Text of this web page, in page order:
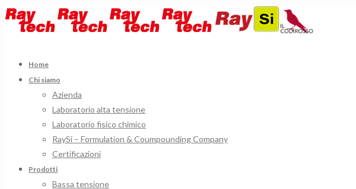
Home
Chi siamo
Azienda
Laboratorio alta tensione
Laboratorio fisico chimico
RaySi – Formulation & Coumpounding Company
Certificazioni
Prodotti
Bassa tensione